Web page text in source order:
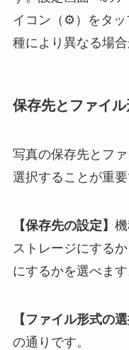
イコン（⚙）をタ
種により異なる場合
保存先とファイ
写真の保存先とフ
選択することが重要
【保存先の設定】
ストレージにする
にするかを選べます
【ファイル形式の選
の通りです。